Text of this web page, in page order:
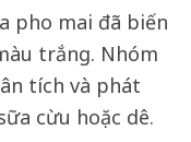
pho mai đã biến
trắng. Nhóm
tích và phát
cừu hoặc dê.